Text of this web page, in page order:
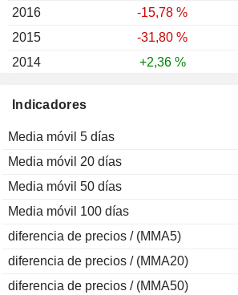
Indicadores
Media móvil 5 días
Media móvil 20 días
Media móvil 50 días
Media móvil 100 días
diferencia de precios / (MMA5)
diferencia de precios / (MMA20)
diferencia de precios / (MMA50)
2016
-15,78 %
2015
-31,80 %
2014
+2,36 %
2012
2011
2010
2009
2008
2007
+3,38 %
2006
+6,72 %
2005
+16,31 %